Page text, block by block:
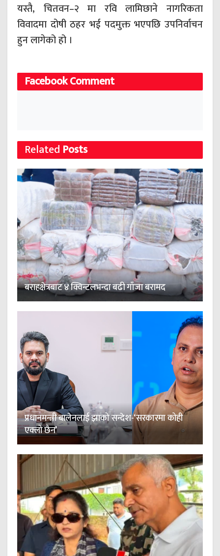
यस्तै, चितवन–२ मा रवि लामिछाने नागरिकता
विवादमा दोषी ठहर भई पदमुक्त भएपछि उपनिर्वाचन
हुन लागेको हो ।
Facebook Comment
Related Posts
बराहक्षेत्रबाट ४ क्विन्टलभन्दा बढी गाँजा बरामद
प्रधानमन्त्री बालेनलाई झाको सन्देश-‘सरकारमा कोही
एक्लो छैन’